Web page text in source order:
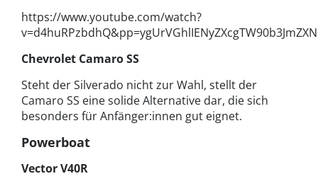
https://www.youtube.com/watch?
Chevrolet Camaro SS
Steht der Silverado nicht zur Wahl, stellt der
Camaro SS eine solide Alternative dar, die sich
besonders für Anfänger:innen gut eignet.
Powerboat
Vector V40R